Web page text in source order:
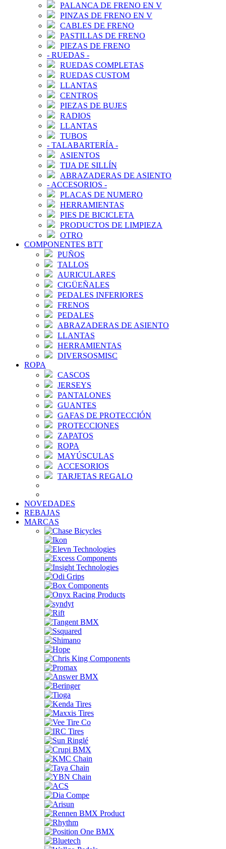
PALANCA DE FRENO EN V
PINZAS DE FRENO EN V
CABLES DE FRENO
PASTILLAS DE FRENO
PIEZAS DE FRENO
- RUEDAS -
RUEDAS COMPLETAS
RUEDAS CUSTOM
LLANTAS
CENTROS
PIEZAS DE BUJES
RADIOS
LLANTAS
TUBOS
- TALABARTERÍA -
ASIENTOS
TIJA DE SILLÍN
ABRAZADERAS DE ASIENTO
- ACCESORIOS -
PLACAS DE NUMERO
HERRAMIENTAS
PIES DE BICICLETA
PRODUCTOS DE LIMPIEZA
OTRO
COMPONENTES BTT
PUÑOS
TALLOS
AURICULARES
CIGÜEÑALES
PEDALES INFERIORES
FRENOS
PEDALES
ABRAZADERAS DE ASIENTO
LLANTAS
HERRAMIENTAS
DIVERSOSMISC
ROPA
CASCOS
JERSEYS
PANTALONES
GUANTES
GAFAS DE PROTECCIÓN
PROTECCIONES
ZAPATOS
ROPA
MAYÚSCULAS
ACCESORIOS
TARJETAS REGALO
NOVEDADES
REBAJAS
MARCAS